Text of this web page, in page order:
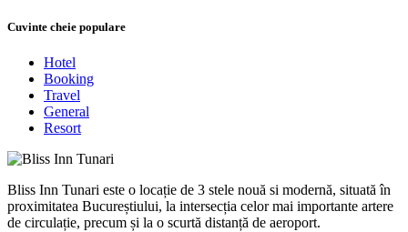
Cuvinte cheie populare
Hotel
Booking
Travel
General
Resort
Bliss Inn Tunari este o locație de 3 stele nouă si modernă, situată în
proximitatea Bucureștiului, la intersecția celor mai importante artere
de circulație, precum și la o scurtă distanță de aeroport.